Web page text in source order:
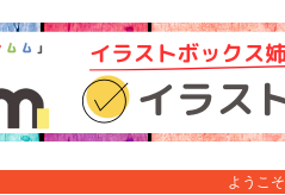
ようこそ